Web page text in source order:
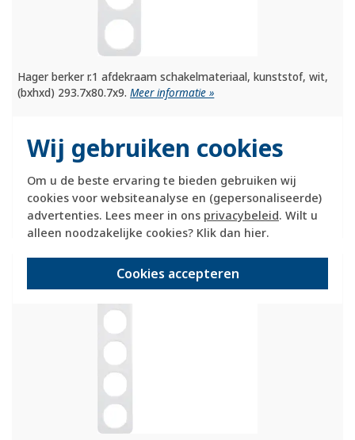
Wij gebruiken cookies
Om u de beste ervaring te bieden gebruiken wij
cookies voor websiteanalyse en (gepersonaliseerde)
advertenties. Lees meer in ons privacybeleid. Wilt u
alleen noodzakelijke cookies? Klik dan hier.
Cookies accepteren
Hager berker r.1 afdekraam schakelmateriaal, kunststof, wit,
(bxhxd) 293.7x80.7x9.Meer informatie »
voor maandag 21u besteld, dinsdag in huis*
Huidige voorraad:
3 stuk(s)
23,95 +
-
Berker afdekraam 5-voudig R1 wit (10152189)